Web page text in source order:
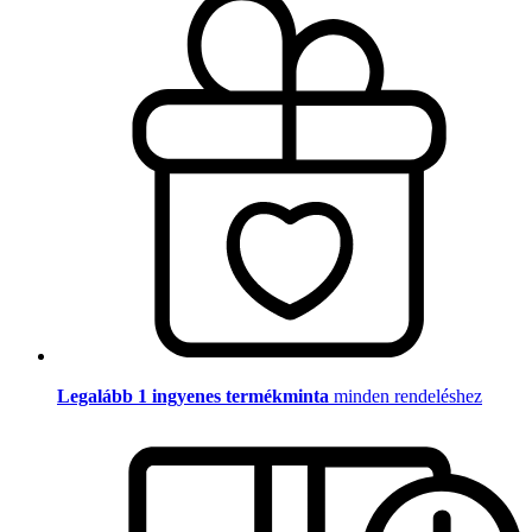
Legalább 1 ingyenes termékminta minden rendeléshez